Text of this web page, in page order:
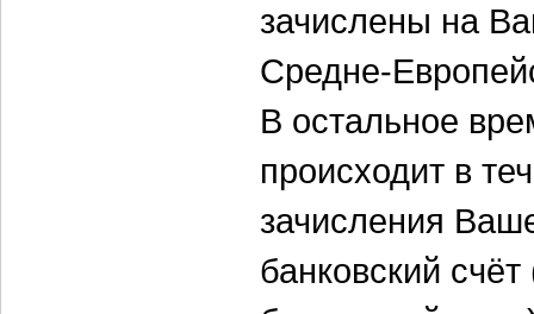
зачислены на
Средне-
В остальное
происходит в
зачисления
банковский